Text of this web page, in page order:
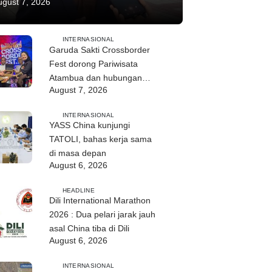
7, 2026
INTERNASIONAL
Garuda Sakti Crossborder
Fest dorong Pariwisata
Atambua dan hubungan
TL–Indonesia
August 7, 2026
INTERNASIONAL
YASS China kunjungi
TATOLI, bahas kerja sama
di masa depan
August 6, 2026
HEADLINE
Dili International Marathon
2026 : Dua pelari jarak jauh
asal China tiba di Dili
August 6, 2026
INTERNASIONAL